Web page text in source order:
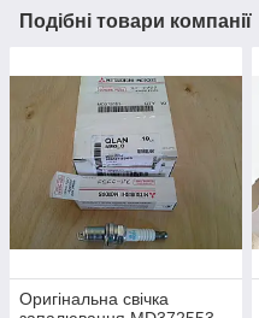
Подібні товари компанії
Оригінальна свічка